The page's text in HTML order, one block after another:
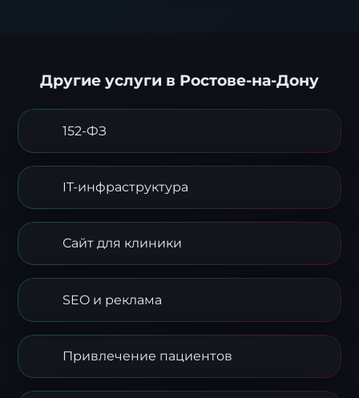
Другие услуги в Ростове-на-Дону
152-ФЗ
IT-инфраструктура
Сайт для клиники
SEO и реклама
Привлечение пациентов
Заявка на стратегию
цифровизации
Оставьте контакты, и наш эксперт свяжется с
вами для подготовки индивидуального плана